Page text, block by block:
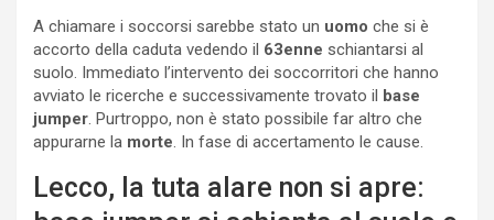
A chiamare i soccorsi sarebbe stato un uomo che si è
accorto della caduta vedendo il 63enne schiantarsi al
suolo. Immediato l’intervento dei soccorritori che hanno
avviato le ricerche e successivamente trovato il
base
jumper. Purtroppo, non è stato possibile far altro che
appurarne la morte. In fase di accertamento le cause.
Lecco, la tuta alare non si apre: